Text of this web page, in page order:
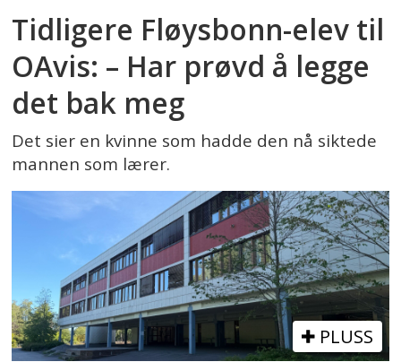
Tidligere Fløysbonn-elev til
OAvis: – Har prøvd å legge
det bak meg
Det sier en kvinne som hadde den nå siktede
mannen som lærer.
PLUSS